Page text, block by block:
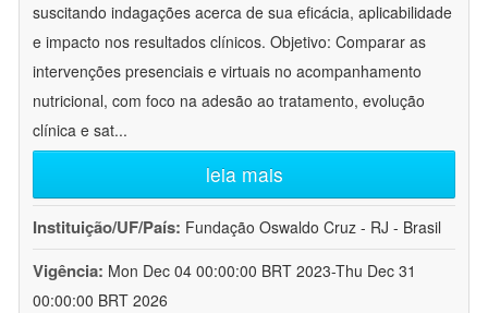
suscitando indagações acerca de sua eficácia, aplicabilidade
e impacto nos resultados clínicos. Objetivo: Comparar as
intervenções presenciais e virtuais no acompanhamento
nutricional, com foco na adesão ao tratamento, evolução
clínica e sat...
leia mais
Instituição/UF/País: Fundação Oswaldo Cruz - RJ - Brasil
Vigência: Mon Dec 04 00:00:00 BRT 2023-Thu Dec 31
00:00:00 BRT 2026